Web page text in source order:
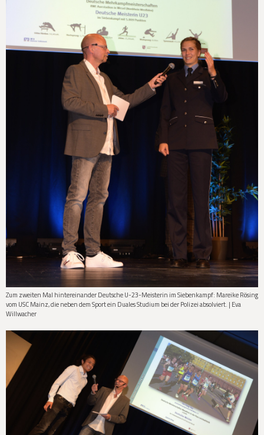
Zum zweiten Mal hintereinander Deutsche U-23-Meisterin im Siebenkampf: Mareike Rösing
vom USC Mainz, die neben dem Sport ein Duales Studium bei der Polizei absolviert. | Eva
Willwacher